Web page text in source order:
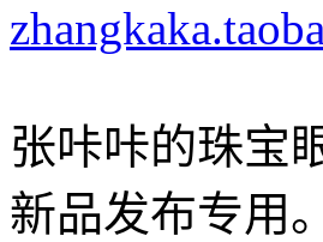
张咔咔的珠宝
新品发布专用。